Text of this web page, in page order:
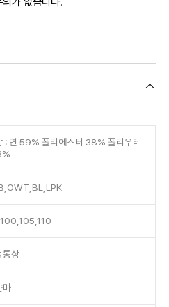
: 면 59% 폴리에스터 38% 폴리우레
통상
마